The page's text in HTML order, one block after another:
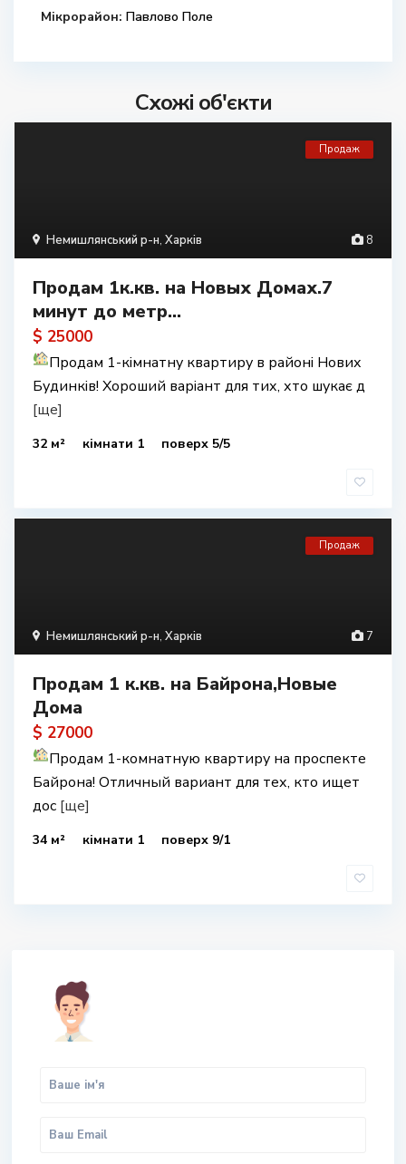
Мікрорайон: Павлово Поле
Схожі об'єкти
8
Немишлянський р-н, Харків
Продаж
Продам 1к.кв. на Новых Домах.7
минут до метр...
$ 25000
Продам 1-кімнатну квартиру в районі Нових
Будинків! Хороший варіант для тих, хто шукає д
[ще]
32 м² кімнати 1 поверх 5/5
7
Немишлянський р-н, Харків
Продаж
Продам 1 к.кв. на Байрона,Новые
Дома
$ 27000
Продам 1-комнатную квартиру на проспекте
Байрона! Отличный вариант для тех, кто ищет
дос [ще]
34 м² кімнати 1 поверх 9/1